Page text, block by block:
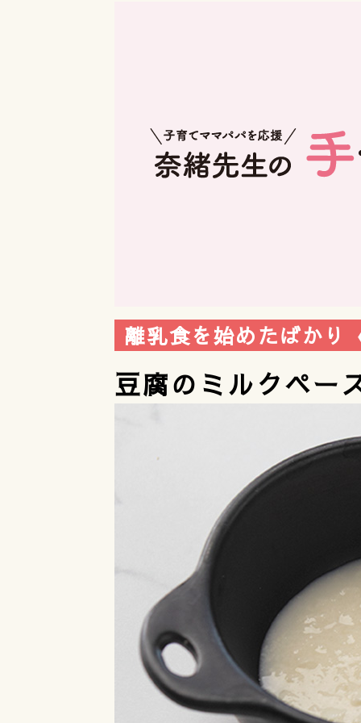
離乳食を始めたばかり
豆腐のミルクペー